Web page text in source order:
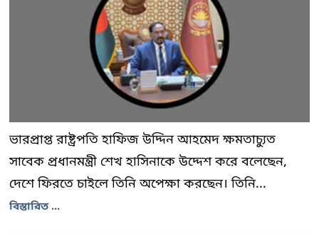
ভারপ্রাপ্ত রাষ্ট্রপতি হাফিজ উদ্দিন আহমেদ ক্ষমতাচ্যুত
সাবেক প্রধানমন্ত্রী শেখ হাসিনাকে উদ্দেশ করে বলেছেন,
দেশে ফিরতে চাইলে তিনি অপেক্ষা করছেন। তিনি...
বিস্তারিত ...